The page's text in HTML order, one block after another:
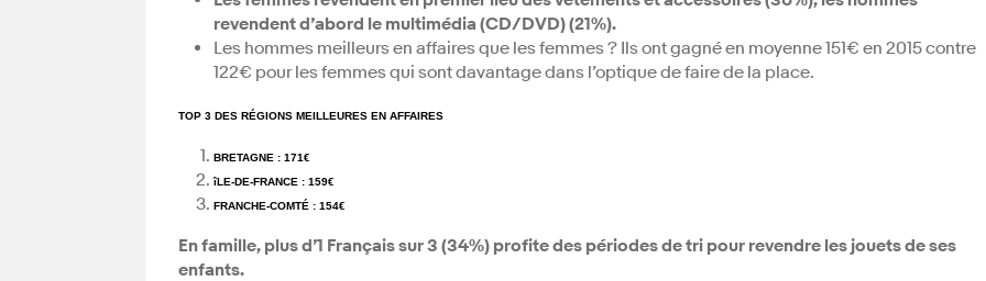
revendent d’abord le multimédia (CD/DVD) (21%).
Les hommes meilleurs en affaires que les femmes ? Ils ont gagné en moyenne 151€ en 2015 contre
122€ pour les femmes qui sont davantage dans l’optique de faire de la place.
TOP 3 DES RÉGIONS MEILLEURES EN AFFAIRES
BRETAGNE : 171€
îLE-DE-FRANCE : 159€
FRANCHE-COMTÉ : 154€
En famille, plus d’1 Français sur 3 (34%) profite des périodes de tri pour revendre les jouets de ses
enfants.